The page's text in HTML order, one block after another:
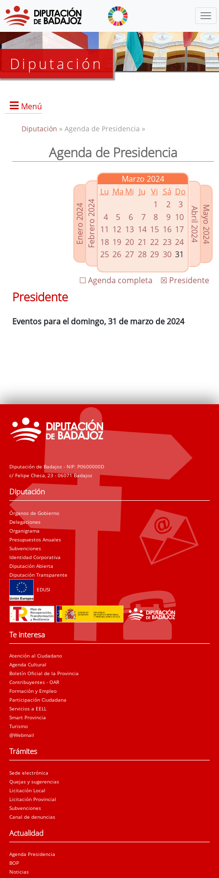
Diputación
Menú
Presidencia
Enlaces relacionados
Agenda de Presidencia
Plenos provinciales y Juntas de gobierno
Oficina de Proyectos Europeos
Diputación » Agenda de Presidencia »
Agenda de Presidencia
Enero 2024Febrero 2024
Marzo 2024
Lu Ma Mi Ju Vi Sá Do
1
2
3
4
5 6 7 8 9 10
11 12 13 14 15 16 17
18 19 20 21 22 23 24
25 26 27 28 29 30 31
Mayo 2024
Abril 2024
☒ Presidente
☐ Agenda completa
Presidente
Eventos para el domingo, 31 de marzo de 2024
Diputación de Badajoz - NIF: P0600000D
c/ Felipe Checa, 23 - 06071 Badajoz
Diputación
Órganos de Gobierno
Delegaciones
Organigrama
Presupuestos Anuales
Subvenciones
Identidad Corporativa
Diputación Abierta
Diputación Transparente
EDUSI
Te interesa
Atención al Ciudadano
Agenda Cultural
Boletín Oficial de la Provincia
Contribuyentes - OAR
Formación y Empleo
Participación Ciudadana
Servicios a EELL
Smart Provincia
Turismo
@Webmail
Trámites
Sede electrónica
Quejas y sugerencias
Licitación Local
Licitación Provincial
Subvenciones
Canal de denuncias
Actualidad
Agenda Presidencia
BOP
Noticias